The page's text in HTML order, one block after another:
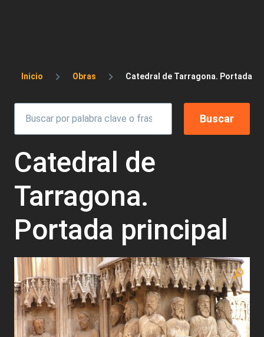
Sobrescribir enlaces de ayuda a la
Inicio Obras Catedral de Tarragona. Portada
Catedral de
Tarragona.
Portada principal